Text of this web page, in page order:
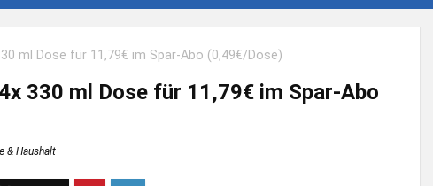
ml Dose für 11,79€ im Spar-Abo (0,49€/Dose)
330 ml Dose für 11,79€ im Spar-Abo
& Haushalt